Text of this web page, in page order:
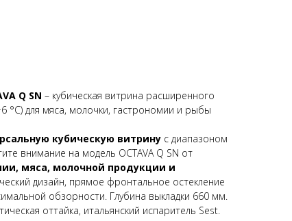
Q SN – кубическая витрина расширенного
°C) для мяса, молочки, гастрономии и рыбы
кубическую витрину с диапазоном
внимание на модель OCTAVA Q SN от
мяса, молочной продукции и
дизайн, прямое фронтальное остекление
обзорности. Глубина выкладки 660 мм.
оттайка, итальянский испаритель Sest.